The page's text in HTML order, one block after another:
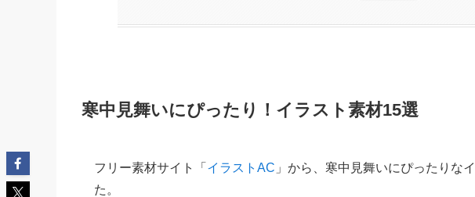
寒中見舞いにぴったり！イラスト素材15選
フリー素材サイト「 イラストAC 」から、寒中見舞いにぴったりな
た。